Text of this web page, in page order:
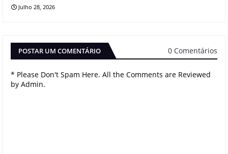
Julho 28, 2026
POSTAR UM COMENTÁRIO 0 Comentários
* Please Don't Spam Here. All the Comments are Reviewed
by Admin.